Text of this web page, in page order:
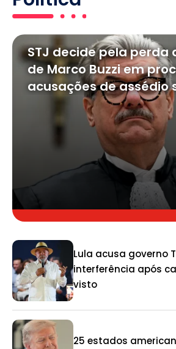
STJ decide pela perda
de Marco Buzzi em
acusações de assédio
Lula acusa governo
interferência após
visto
25 estados